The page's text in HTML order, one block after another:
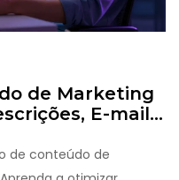
de Marketing
E-mails
de conteúdo de